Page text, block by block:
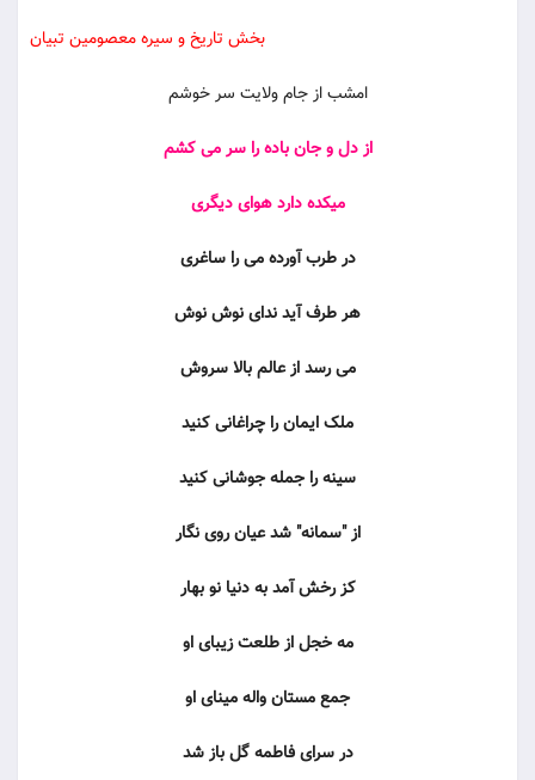
بخش تاریخ و سیره معصومین تبیان
امشب از جام ولایت سر خوشم
از دل و جان باده را سر می کشم
میکده دارد هوای دیگری
در طرب آورده می را ساغری
هر طرف آید ندای نوش نوش
می رسد از عالم بالا سروش
ملک ایمان را چراغانی کنید
سینه را جمله جوشانی کنید
از "سمانه" شد عیان روی نگار
کز رخش آمد به دنیا نو بهار
مه خجل از طلعت زیبای او
جمع مستان واله مینای او
در سرای فاطمه گل باز شد